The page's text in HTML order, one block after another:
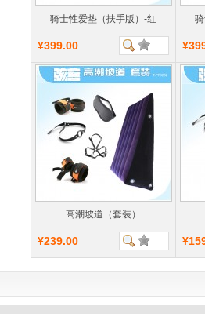
骑士性爱垫（扶手版）-红
¥399.00
高潮坡道（套装）
¥239.00